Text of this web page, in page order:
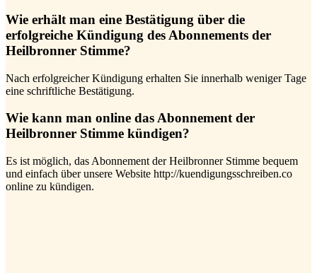
Wie erhält man eine Bestätigung über die
erfolgreiche Kündigung des Abonnements der
Heilbronner Stimme?
Nach erfolgreicher Kündigung erhalten Sie innerhalb weniger Tage
eine schriftliche Bestätigung.
Wie kann man online das Abonnement der
Heilbronner Stimme kündigen?
Es ist möglich, das Abonnement der Heilbronner Stimme bequem
und einfach über unsere Website http://kuendigungsschreiben.co
online zu kündigen.